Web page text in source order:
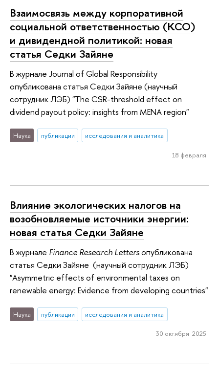
Взаимосвязь между корпоративной
социальной ответственностью (КСО)
и дивидендной политикой: новая
статья Седки Зайяне
В журнале Journal of Global Responsibility
опубликована статья Седки Зайяне (научный
сотрудник ЛЭБ) "The CSR-threshold effect on
dividend payout policy: insights from MENA region"
Наука публикации исследования и аналитика
18 февраля
Влияние экологических налогов на
возобновляемые источники энергии:
новая статья Седки Зайяне
В журнале Finance Research Lettersопубликована
статья Седки Зайяне (научный сотрудник ЛЭБ)
"Asymmetric effects of environmental taxes on
renewable energy: Evidence from developing countries"
Наука публикации исследования и аналитика
30 октября 2025